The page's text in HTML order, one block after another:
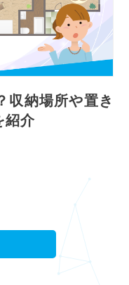
収納場所や置き
紹介